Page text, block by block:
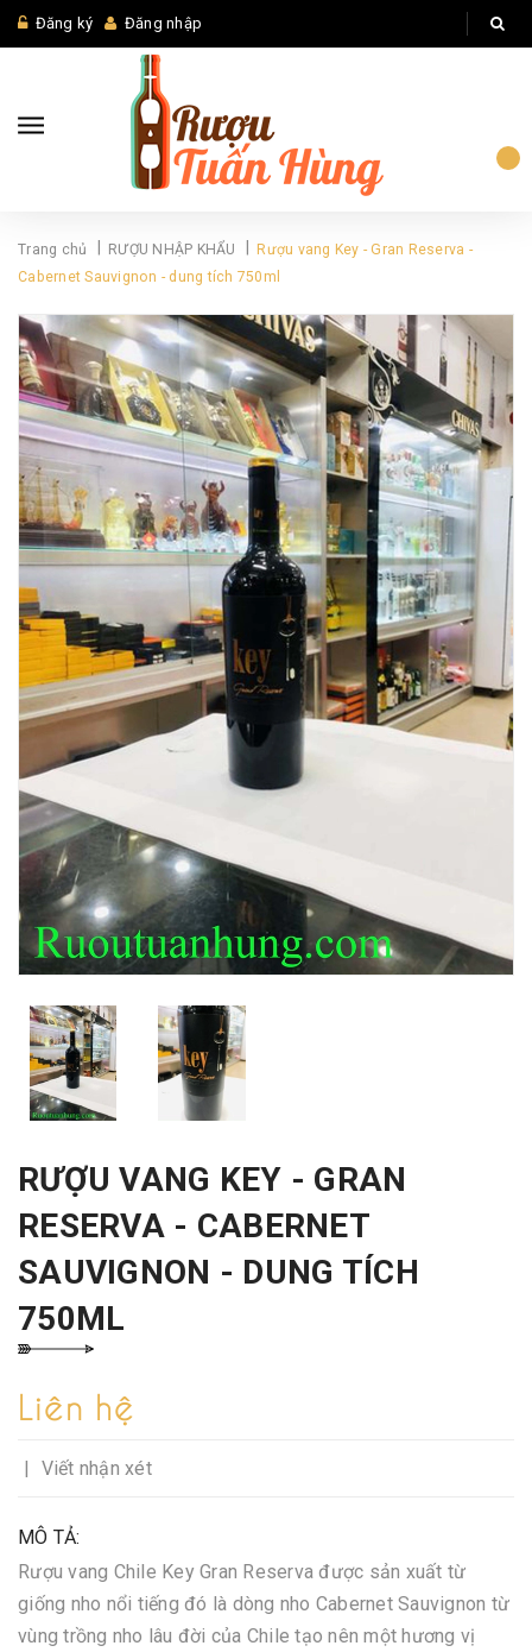
Đăng ký Đăng nhập
Trang chủ RƯỢU NHẬP KHẨU
Rượu vang Key - Gran Reserva -
Cabernet Sauvignon - dung tích 750ml
RƯỢU VANG KEY - GRAN
RESERVA - CABERNET
SAUVIGNON - DUNG TÍCH
750ML
Liên hệ
Viết nhận xét
MÔ TẢ:
Rượu vang Chile Key Gran Reserva được sản xuất từ
giống nho nổi tiếng đó là dòng nho Cabernet Sauvignon từ
vùng trồng nho lâu đời của Chile tạo nên một hương vị